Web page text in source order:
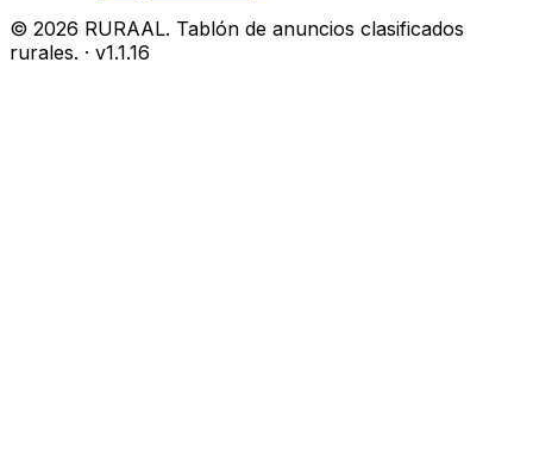
© 2026 RURAAL. Tablón de anuncios clasificados
rurales. · v1.1.16